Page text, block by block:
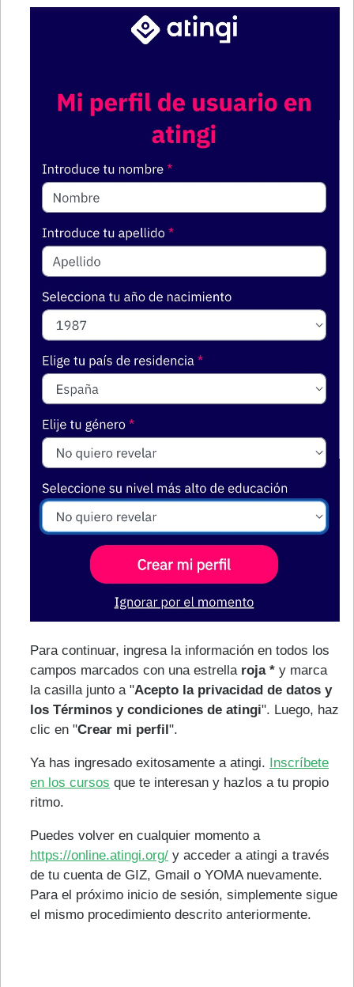
Para continuar, ingresa la información en todos los
campos marcados con una estrellaroja * y marca
la casilla junto a "Acepto la privacidad de datos y
los Términos y condiciones de atingi". Luego, haz
clic en "Crear mi perfil".
Ya has ingresado exitosamente a atingi. Inscríbete
en los cursos que te interesan y hazlos a tu propio
ritmo.
Puedes volver en cualquier momento a
https://online.atingi.org/ y acceder a atingi a través
de tu cuenta de GIZ, Gmail o YOMA nuevamente.
Para el próximo inicio de sesión, simplemente sigue
el mismo procedimiento descrito anteriormente.